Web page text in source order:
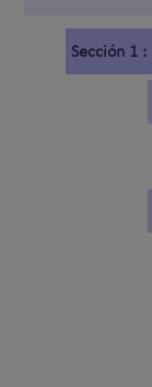
Sección 1 :